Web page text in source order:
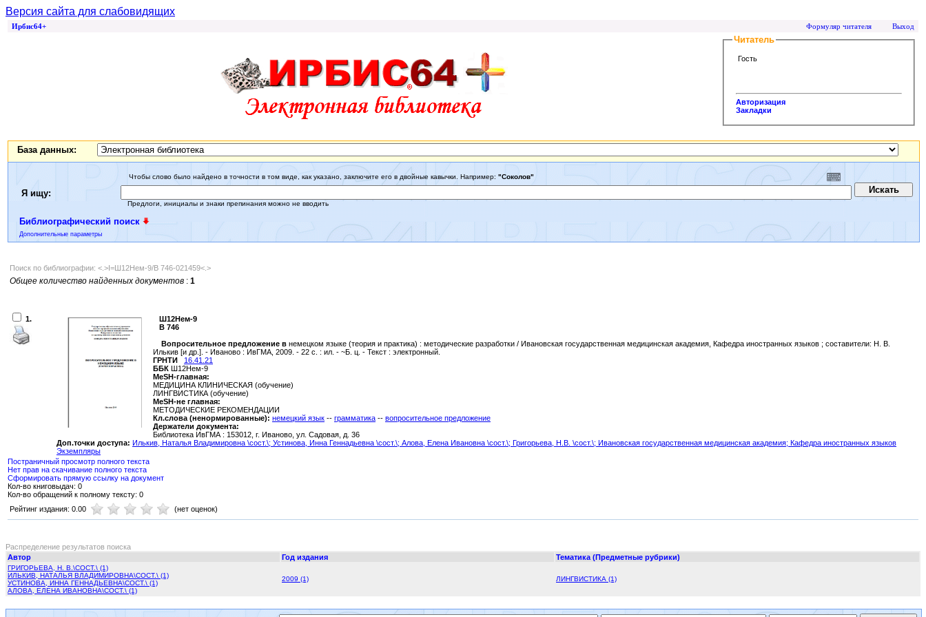
Версия сайта для слабовидящих
Ирбис64+ Формуляр читателя Выход
Читатель
Гость
Авторизация
Закладки
База данных:
Я ищу:
Чтобы слово было найдено в точности в том виде, как указано, заключите его в двойные кавычки. Например: "Соколов"
Предлоги, инициалы и знаки препинания можно не вводить
Библиографический поиск
Дополнительные параметры
Поиск по библиографии: <.>I=Ш12Нем-9/В 746-021459<.>
Общее количество найденных документов : 1
1.
Ш12Нем-9
В 746
Вопросительное предложение в немецком языке (теория и практика) : методические разработки / Ивановская государственная медицинская академия, Кафедра иностранных языков ; составители: Н. В.
Илькив [и др.]. - Иваново : ИвГМА, 2009. - 22 с. : ил. - ~Б. ц. - Текст : электронный.
ГРНТИ
16.41.21
ББК Ш12Нем-9
MeSH-главная:
МЕДИЦИНА КЛИНИЧЕСКАЯ (обучение)
ЛИНГВИСТИКА (обучение)
MeSH-не главная:
МЕТОДИЧЕСКИЕ РЕКОМЕНДАЦИИ
Кл.слова (ненормированные): немецкий язык -- грамматика -- вопросительное предложение
Держатели документа:
Библиотека ИвГМА : 153012, г. Иваново, ул. Садовая, д. 36
Доп.точки доступа: Илькив, Наталья Владимировна \сост.\; Устинова, Инна Геннадьевна \сост.\; Алова, Елена Ивановна \сост.\; Григорьева, Н.В. \сост.\; Ивановская государственная медицинская академия; Кафедра иностранных языков
Экземпляры
Постраничный просмотр полного текста
Нет прав на скачивание полного текста
Сформировать прямую ссылку на документ
Кол-во книговыдач: 0
Кол-во обращений к полному тексту: 0
Рейтинг издания: 0.00
(нет оценок)
Распределение результатов поиска
Автор
Год издания Тематика (Предметные рубрики)
ГРИГОРЬЕВА, Н. В.\СОСТ.\ (1)
ИЛЬКИВ, НАТАЛЬЯ ВЛАДИМИРОВНА\СОСТ.\ (1)
УСТИНОВА, ИННА ГЕННАДЬЕВНА\СОСТ.\ (1)
АЛОВА, ЕЛЕНА ИВАНОВНА\СОСТ.\ (1)
2009 (1) ЛИНГВИСТИКА (1)